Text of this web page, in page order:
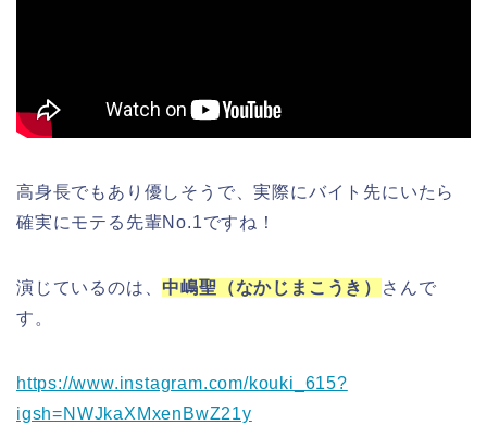
高身長でもあり優しそうで、実際にバイト先にいたら
確実にモテる先輩No.1ですね！
演じているのは、 中嶋聖（なかじまこうき）
さんで
す。
https://www.instagram.com/kouki_615?
igsh=NWJkaXMxenBwZ21y